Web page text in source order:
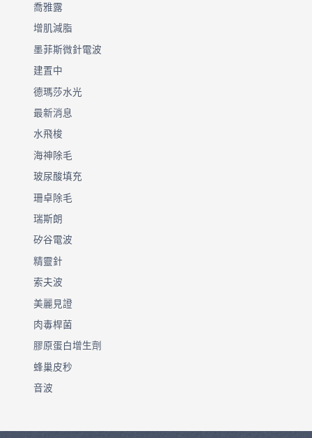
喬雅露
增肌減脂
墨菲斯微針電波
建置中
德瑪莎水光
最新消息
水飛梭
海神除毛
玻尿酸填充
珊卓除毛
瑞斯朗
矽谷電波
精靈針
索夫波
美麗見證
肉毒桿菌
膠原蛋白增生劑
蜂巢皮秒
音波